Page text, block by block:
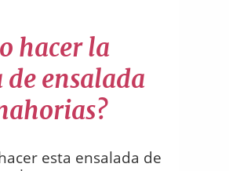
hacer la
de ensalada
esta ensalada de